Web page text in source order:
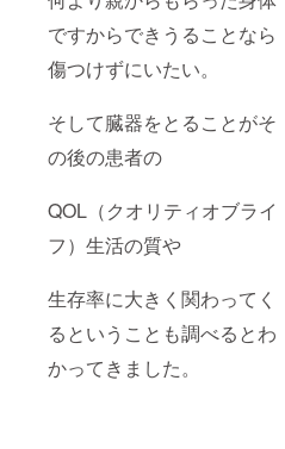
ですからできうることなら
傷つけずにいたい。
そして臓器をとることがそ
の後の患者の
QOL（クオリティオブライ
フ）生活の質や
生存率に大きく関わってく
るということも調べるとわ
かってきました。